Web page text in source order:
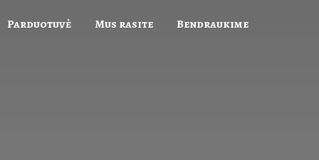
Parduotuvė Mus rasite Bendraukime